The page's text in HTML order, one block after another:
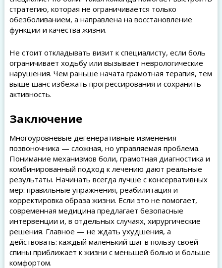
стратегию, которая не ограничивается только
обезболиванием, а направлена на восстановление
функции и качества жизни.
Не стоит откладывать визит к специалисту, если боль
ограничивает ходьбу или вызывает неврологические
нарушения. Чем раньше начата грамотная терапия, тем
выше шанс избежать прогрессирования и сохранить
активность.
Заключение
Многоуровневые дегенеративные изменения
позвоночника — сложная, но управляемая проблема.
Понимание механизмов боли, грамотная диагностика и
комбинированный подход к лечению дают реальные
результаты. Начинать всегда лучше с консервативных
мер: правильные упражнения, реабилитация и
корректировка образа жизни. Если это не помогает,
современная медицина предлагает безопасные
интервенции и, в отдельных случаях, хирургические
решения. Главное — не ждать ухудшения, а
действовать: каждый маленький шаг в пользу своей
спины приближает к жизни с меньшей болью и больше
комфортом.